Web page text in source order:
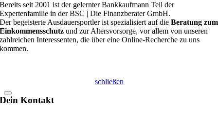
Bereits seit 2001 ist der gelernter Bankkaufmann Teil der
Expertenfamilie in der BSC | Die Finanzberater GmbH.
Der begeisterte Ausdauersportler ist spezialisiert auf dieBeratung zum
Einkommensschutz und zur Altersvorsorge, vor allem von unseren
zahlreichen Interessenten, die über eine Online-Recherche zu uns
kommen.
schließen
Dein Kontakt